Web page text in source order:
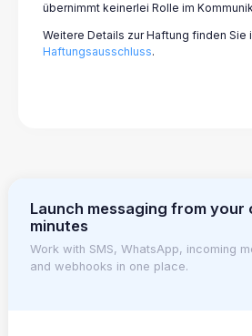
übernimmt keinerlei Rolle im
Weitere Details zur Haftung finden Sie
Haftungsausschluss.
Launch messaging from your
minutes
Work with SMS, WhatsApp, incoming
and webhooks in one place.